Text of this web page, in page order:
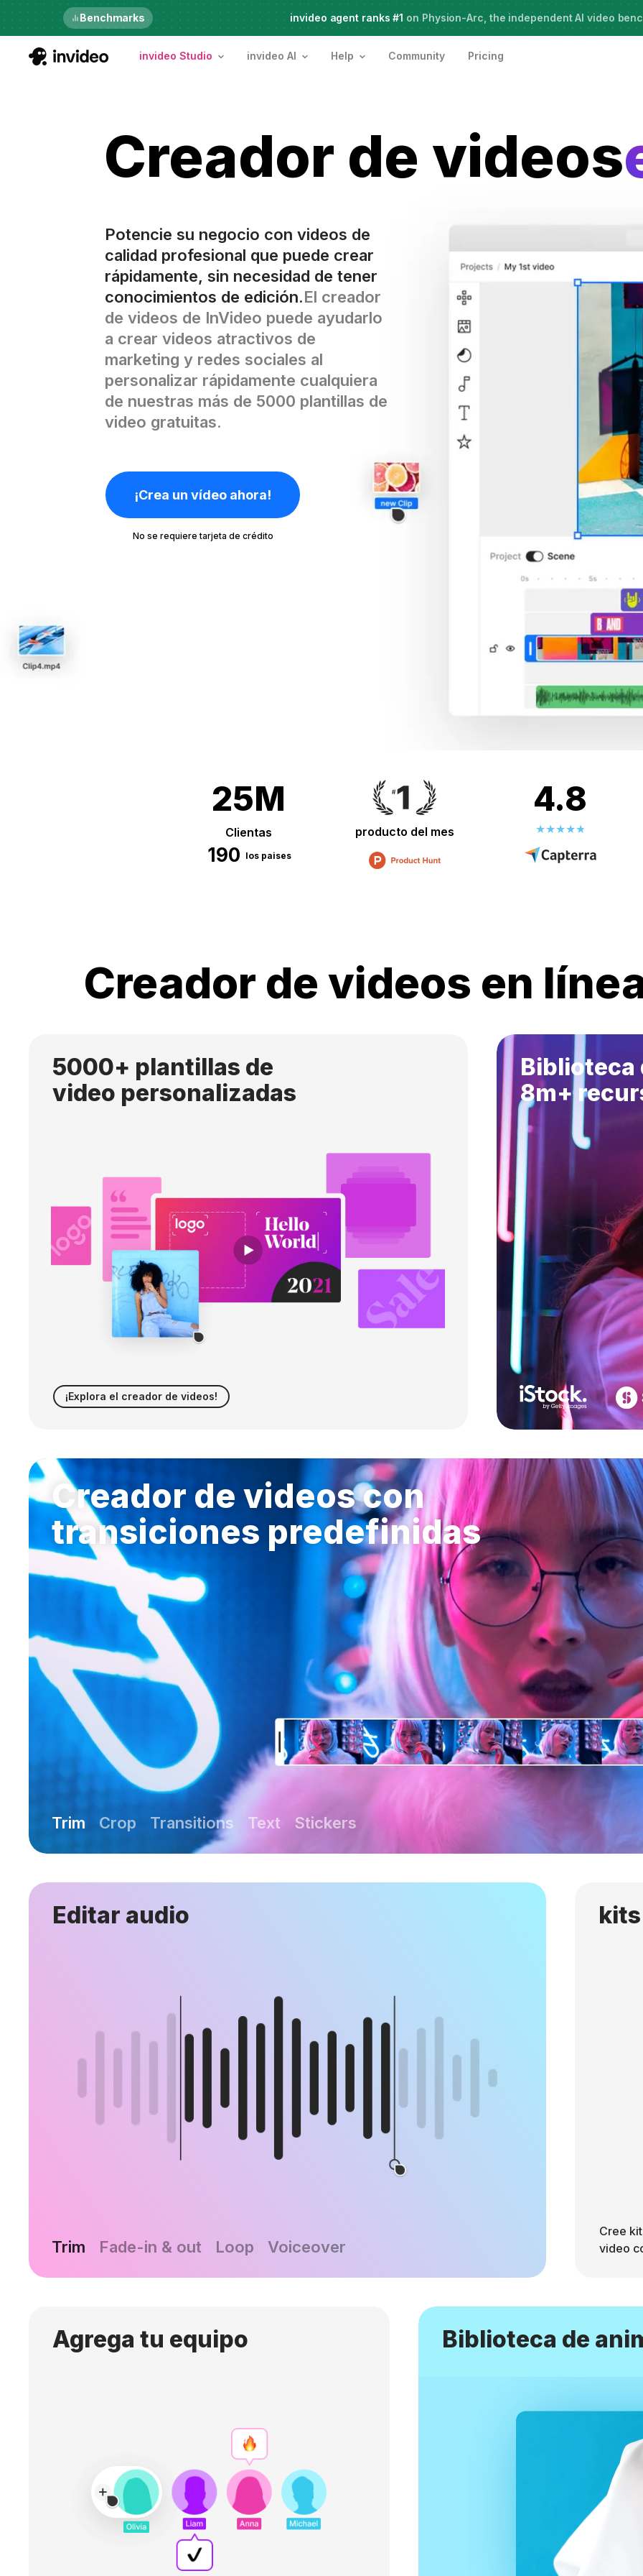
6th Aug, Thursday Live Webinar: How to use AI Agents for Creative Projects
Benchmarks invideo agent ranks #1 on Physion-Arc, the independent AI video
invideo Studio invideo AI Help Community Pricing
Creador de videos
Potencie su negocio con videos de
calidad profesional que puede crear
rápidamente, sin necesidad de tener
conocimientos de edición.El creador
de videos de InVideo puede ayudarlo
a crear videos atractivos de
marketing y redes sociales al
personalizar rápidamente cualquiera
de nuestras más de 5000 plantillas de
video gratuitas.
¡Crea un vídeo ahora!
No se requiere tarjeta de crédito
25M
Clientas
190 los paises
producto del mes
4.8
Creador de videos en
5000+ plantillas de
video personalizadas
¡Explora el creador de videos!
Biblioteca
8m+
Creador de videos con
transiciones predefinidas
Trim Crop Transitions Text Stickers
Editar audio
Trim Fade-in & out Loop Voiceover
Cree
video
Agrega tu equipo Biblioteca de